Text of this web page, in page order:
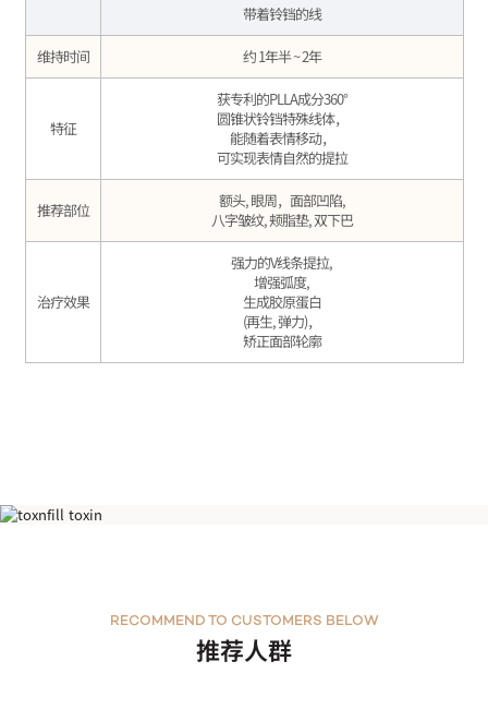
带着铃铛的线
维持时间 约 1年半 ~ 2年
特征
获专利的PLLA成分360°
圆锥状铃铛特殊线体，
能随着表情移动，
可实现表情自然的提拉
推荐部位
额头, 眼周，面部凹陷,
八字皱纹, 颊脂垫, 双下巴
治疗效果
强力的V线条提拉,
增强弧度,
生成胶原蛋白
(再生, 弹力)，
矫正面部轮廓
推荐人群
RECOMMEND TO CUSTOMERS BELOW